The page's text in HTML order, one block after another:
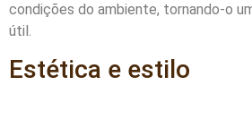
condições do ambiente, tornando-o
útil.
Estética e estilo